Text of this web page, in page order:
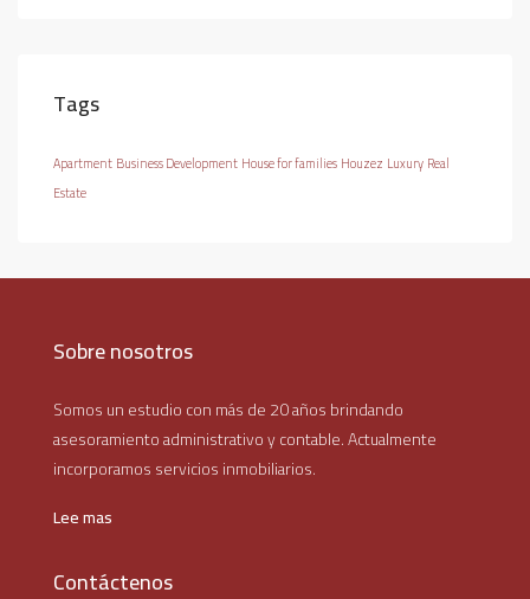
Tags
Apartment Business Development House for families Houzez Luxury Real
Estate
Sobre nosotros
Somos un estudio con más de 20 años brindando
asesoramiento administrativo y contable. Actualmente
incorporamos servicios inmobiliarios.
Lee mas
Contáctenos